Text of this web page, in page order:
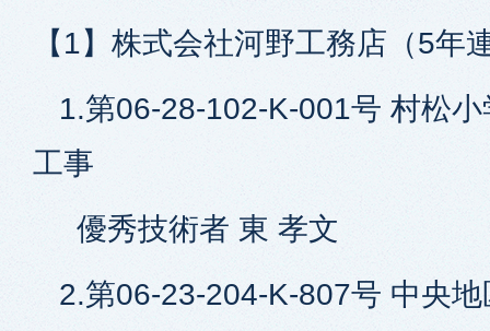
【1】株式会社河野工務店（5年
1.第06-28-102-K-001号 村松小
工事
優秀技術者 東 孝文
2.第06-23-204-K-807号 中央地